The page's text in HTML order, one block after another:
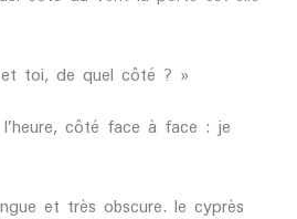
toi, de quel côté ? »
côté face à face : je
et très obscure. le cyprès